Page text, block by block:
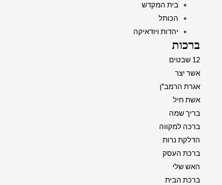
בית המקדש
הכותל
יהדות ויודאיקה
ברכות
12 שבטים
אשר יצר
אגרת הרמב"ן
אשת חיל
בריך שמה
ברכה למקווה
הדלקת נרות
ברכת העסק
האש שלי
ברכת הבית